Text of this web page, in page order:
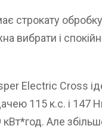
строкату
вибрати і
Electric Cross
115 к.с. і 147
кВт*год. Але